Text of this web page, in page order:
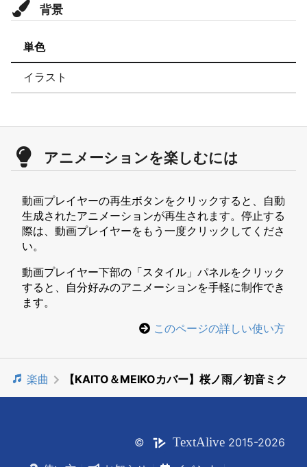
背景
単色
イラスト
アニメーションを楽しむには
動画プレイヤーの再生ボタンをクリックすると、自動
生成されたアニメーションが再生されます。停止する
際は、動画プレイヤーをもう一度クリックしてくださ
い。
動画プレイヤー下部の「スタイル」パネルをクリック
すると、自分好みのアニメーションを手軽に制作でき
ます。
このページの詳しい使い方
楽曲 【KAITO＆MEIKOカバー】桜ノ雨／初音ミク
© TextAlive 2015-2026